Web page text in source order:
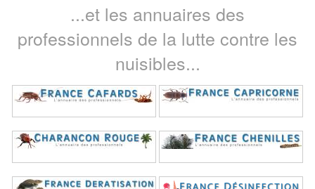
...et les annuaires des
professionnels de la lutte contre les
nuisibles...